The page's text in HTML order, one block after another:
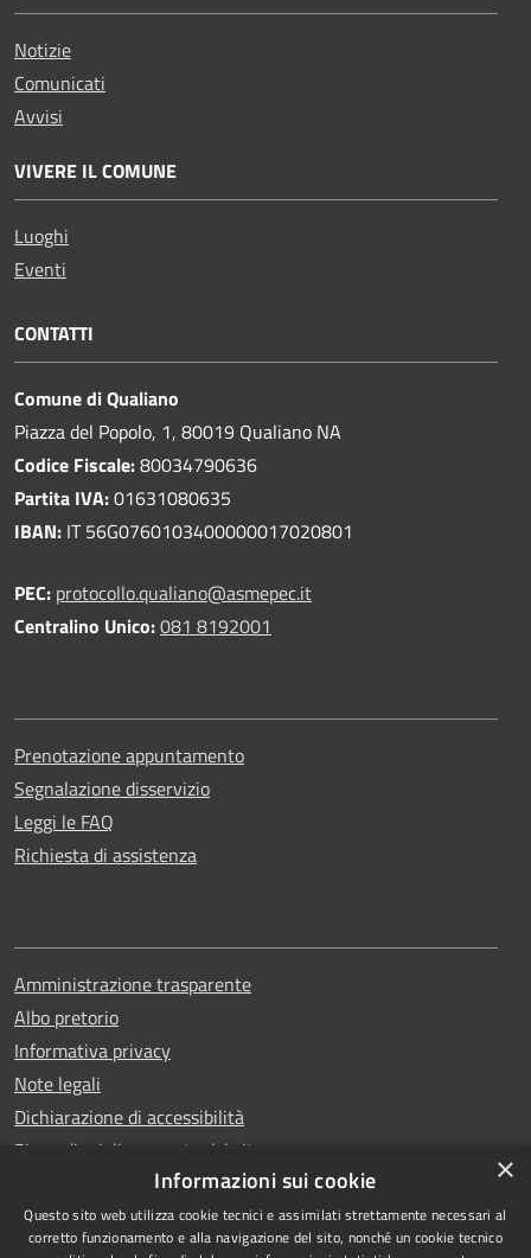
Notizie
Comunicati
Avvisi
VIVERE IL COMUNE
Luoghi
Eventi
CONTATTI
Comune di Qualiano
Piazza del Popolo, 1, 80019 Qualiano NA
Codice Fiscale:80034790636
Partita IVA:01631080635
IBAN: IT 56G0760103400000017020801
PEC: protocollo.qualiano@asmepec.it
Centralino Unico:081 8192001
Prenotazione appuntamento
Segnalazione disservizio
Leggi le FAQ
Richiesta di assistenza
Amministrazione trasparente
Albo pretorio
Informativa privacy
Note legali
Dichiarazione di accessibilità
Piano di miglioramento del sito
×
Informazioni sui cookie
Questo sito web utilizza cookie tecnici e assimilati strettamente necessari al
corretto funzionamento e alla navigazione del sito, nonché un cookie tecnico